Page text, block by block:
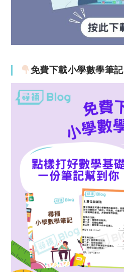
免費下載小學數學筆記